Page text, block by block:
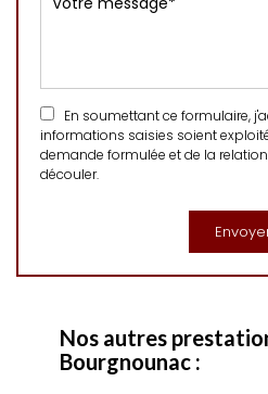
En soumettant ce formulaire,
informations saisies soient
demande formulée et de la
découler.
Nos autres
Bourgnounac :